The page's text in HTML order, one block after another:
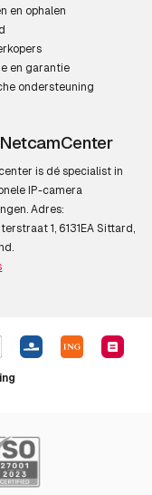
en ophalen
en garantie
ondersteuning
is dé specialist in
IP-camera
Adres:
1, 6131EA Sittard,